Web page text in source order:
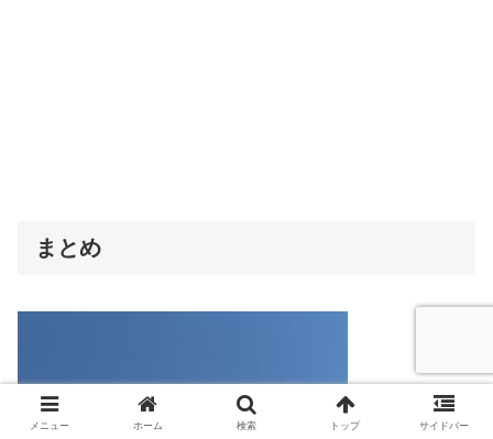
まとめ
メニュー ホーム 検索 トップ サイドバー